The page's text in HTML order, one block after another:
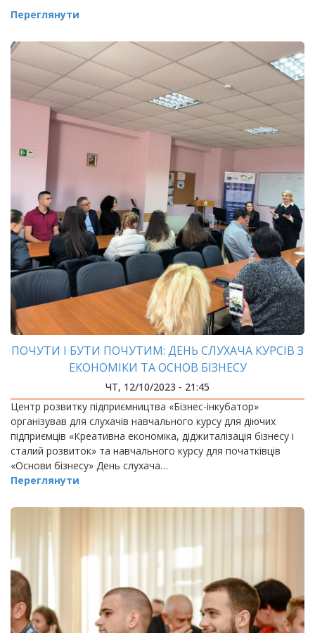
Переглянути
ПОЧУТИ І БУТИ ПОЧУТИМ: ДЕНЬ СЛУХАЧА КУРСІВ З
ЕКОНОМІКИ ТА ОСНОВ БІЗНЕСУ
ЧТ, 12/10/2023 - 21:45
Центр розвитку підприємництва «Бізнес-інкубатор»
організував для слухачів навчального курсу для діючих
підприємців «Креативна економіка, діджиталізація бізнесу і
сталий розвиток» та навчального курсу для початківців
«Основи бізнесу» День слухача…
Переглянути